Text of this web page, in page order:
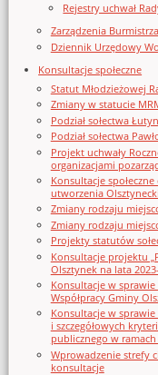
Rejestry uchwał
Zarządzenia Burmistrza
Dziennik Urzędowy
Konsultacje społeczne
Statut Młodzieżowej
Zmiany w statucie
Podział sołectwa
Podział sołectwa
Projekt uchwały
organizacjami
Konsultacje
utworzenia
Zmiany rodzaju
Zmiany rodzaju
Projekty statutów
Konsultacje projektu
Olsztynek na lata
Konsultacje w
Współpracy Gminy
Konsultacje w
i szczegółowych
publicznego w
Wprowadzenie strefy
konsultacje